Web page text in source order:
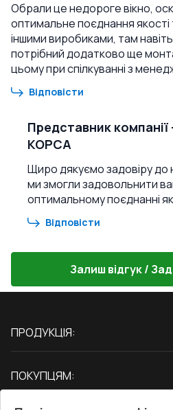
Обрали це недороге вікно,
оптимальне поєднання якості
іншими виробиками, там
потрібний додатково ще
цьому при спілкуванні з
Відповісти
Представник компанії
КОРСА
Щиро дякуємо задовіру до
ми змогли задовольнити
оптимальному поєднанні
Відповісти
Залиш відгук /
ПРОДУКЦІЯ:
Двері
ПОКУПЦЯМ: